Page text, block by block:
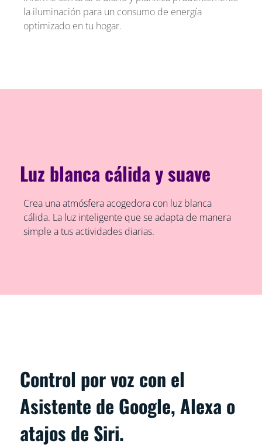
la iluminación para un consumo de energía
optimizado en tu hogar.
Luz blanca cálida y suave
Crea una atmósfera acogedora con luz blanca
cálida. La luz inteligente que se adapta de manera
simple a tus actividades diarias.
Control por voz con el
Asistente de Google, Alexa o
atajos de Siri.